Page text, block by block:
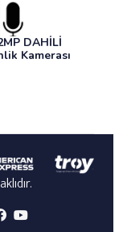
DAHİLİ
Kamerası